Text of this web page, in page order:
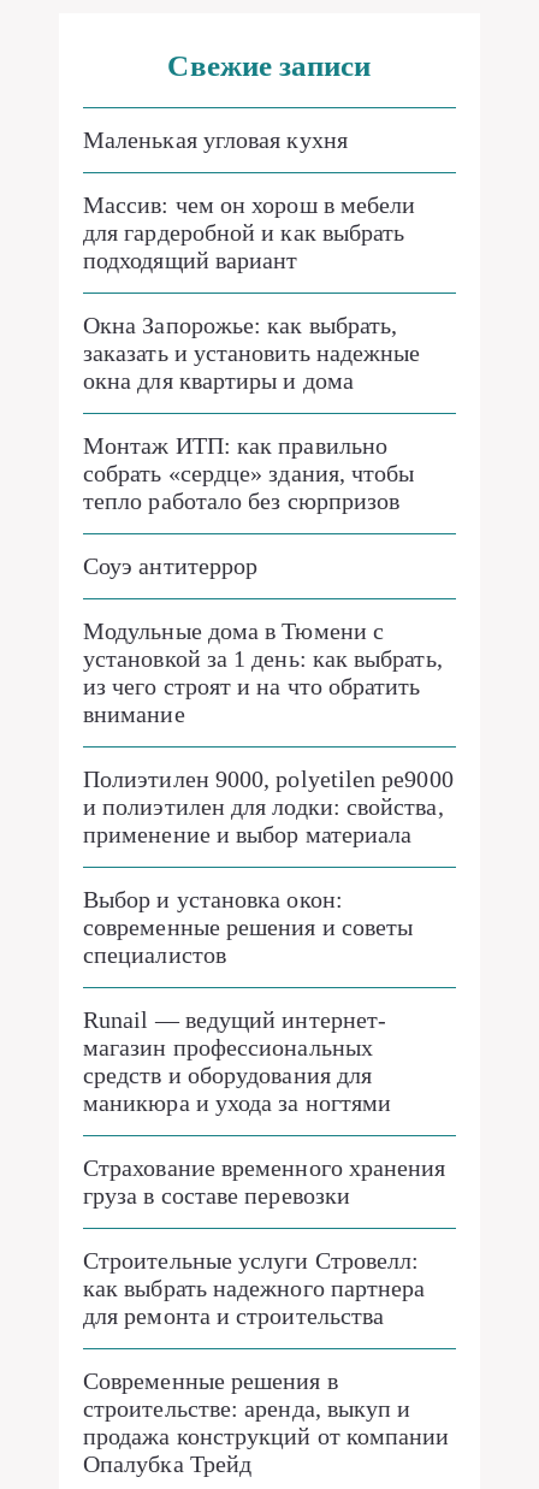
Свежие записи
Маленькая угловая кухня
Массив: чем он хорош в мебели
для гардеробной и как выбрать
подходящий вариант
Окна Запорожье: как выбрать,
заказать и установить надежные
окна для квартиры и дома
Монтаж ИТП: как правильно
собрать «сердце» здания, чтобы
тепло работало без сюрпризов
Соуэ антитеррор
Модульные дома в Тюмени с
установкой за 1 день: как выбрать,
из чего строят и на что обратить
внимание
Полиэтилен 9000, polyetilen pe9000
и полиэтилен для лодки: свойства,
применение и выбор материала
Выбор и установка окон:
современные решения и советы
специалистов
Runail — ведущий интернет-
магазин профессиональных
средств и оборудования для
маникюра и ухода за ногтями
Страхование временного хранения
груза в составе перевозки
Строительные услуги Стровелл:
как выбрать надежного партнера
для ремонта и строительства
Современные решения в
строительстве: аренда, выкуп и
продажа конструкций от компании
Опалубка Трейд